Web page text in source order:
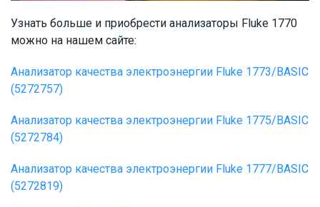
Узнать больше и приобрести анализаторы Fluke 1770
можно на нашем сайте:
Анализатор качества электроэнергии Fluke 1773/BASIC
(5272757)
Анализатор качества электроэнергии Fluke 1775/BASIC
(5272784)
Анализатор качества электроэнергии Fluke 1777/BASIC
(5272819)